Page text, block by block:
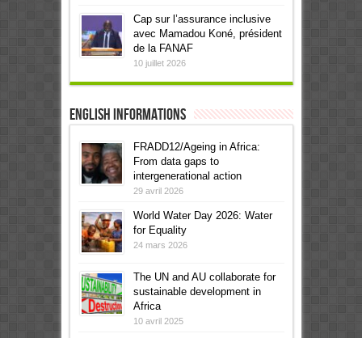
Cap sur l’assurance inclusive
avec Mamadou Koné, président
de la FANAF
10 juillet 2026
English informations
FRADD12/Ageing in Africa:
From data gaps to
intergenerational action
29 avril 2026
World Water Day 2026: Water
for Equality
24 mars 2026
The UN and AU collaborate for
sustainable development in
Africa
10 avril 2025